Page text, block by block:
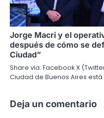
Jorge Macri y el
después de cómo se
Ciudad”
Share via: Facebook X
Ciudad de Buenos Aires
Deja un comentario